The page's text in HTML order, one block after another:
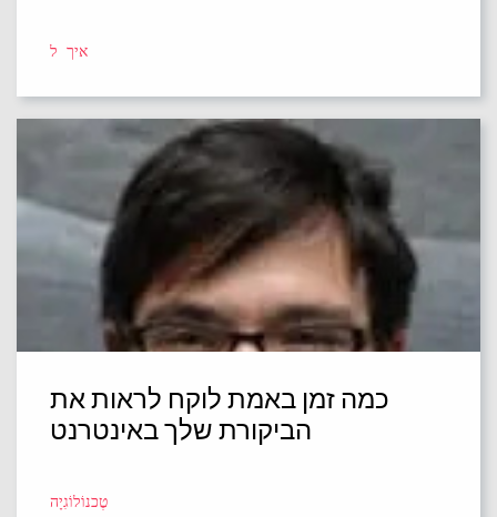
איך ל
כמה זמן באמת לוקח לראות את
הביקורת שלך באינטרנט
טֶכנוֹלוֹגִיָה